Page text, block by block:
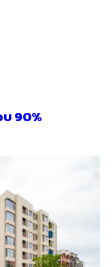
บ 90%